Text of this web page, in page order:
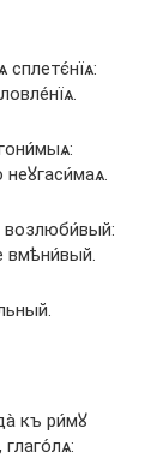
возлюби́вый:
вмѣни́вый.
къ ри́мꙋ